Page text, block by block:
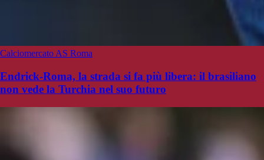
Calciomercato AS Roma
Endrick-Roma, la strada si fa più libera: il brasiliano
non vede la Turchia nel suo futuro